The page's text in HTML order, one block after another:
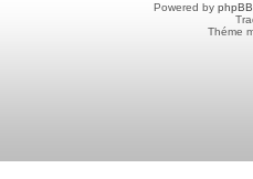
Powered by phpBB
Théme